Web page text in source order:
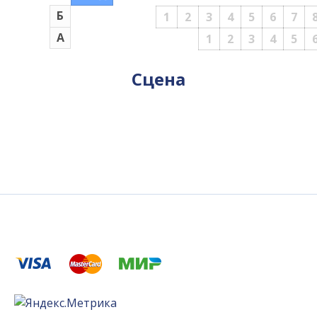
1 2 3 4 5 6 7
1
2 3 4 5
Б
А
Сцена